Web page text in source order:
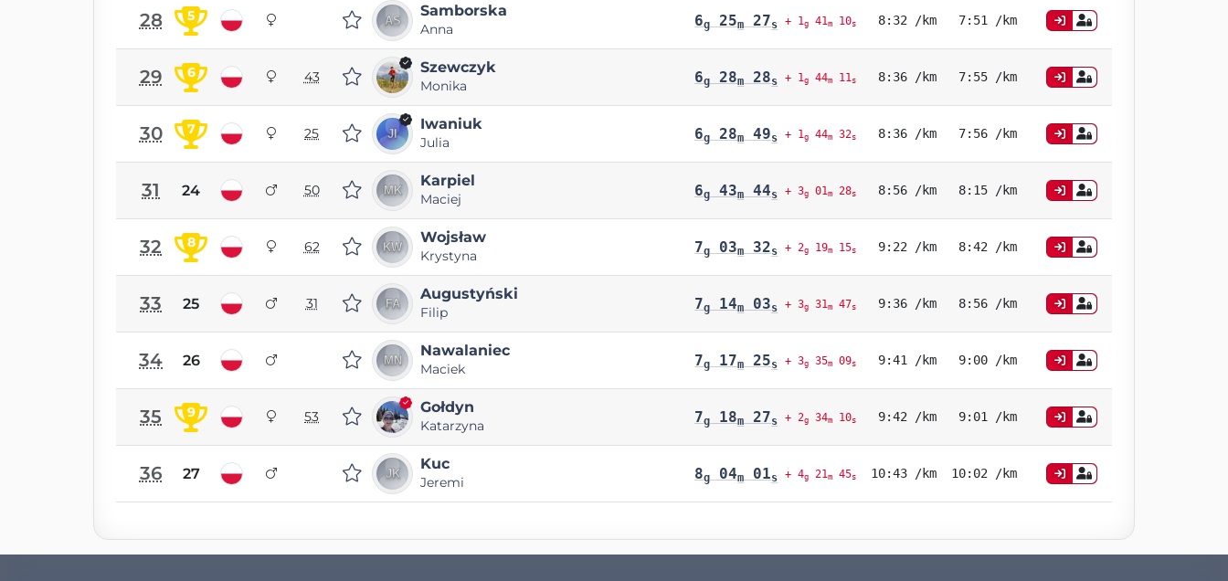
28 5 Samborska
Anna 6g 25m 27s + 1g41m10s 8:32 /km 7:51 /km
29 6 43
Szewczyk
Monika 6g 28m 28s + 1g44m11s 8:36 /km 7:55 /km
30 7 25
Iwaniuk
Julia 6g 28m 49s + 1g44m32s 8:36 /km 7:56 /km
31 24 50
Karpiel
Maciej 6g 43m 44s + 3g01m28s 8:56 /km 8:15 /km
32 8 62
Wojsław
Krystyna 7g 03m 32s + 2g19m15s 9:22 /km 8:42 /km
33 25 31
Augustyński
Filip 7g 14m 03s + 3g31m47s 9:36 /km 8:56 /km
34 26
Nawalaniec
Maciek 7g 17m 25s + 3g35m09s 9:41 /km 9:00 /km
35 9 53
Gołdyn
Katarzyna 7g 18m 27s + 2g34m10s 9:42 /km 9:01 /km
36 27
Kuc
Jeremi 8g 04m 01s + 4g21m45s 10:43 /km 10:02 /km